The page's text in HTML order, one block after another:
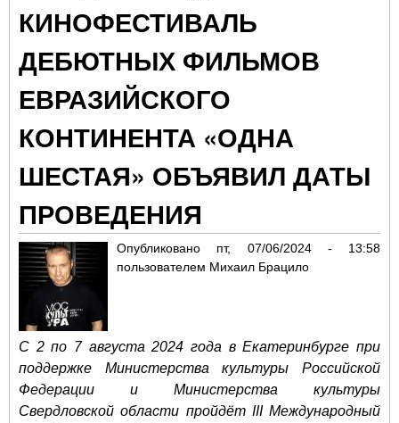
КИНОФЕСТИВАЛЬ
ДЕБЮТНЫХ ФИЛЬМОВ
ЕВРАЗИЙСКОГО
КОНТИНЕНТА «ОДНА
ШЕСТАЯ» ОБЪЯВИЛ ДАТЫ
ПРОВЕДЕНИЯ
Опубликовано пт, 07/06/2024 - 13:58
пользователем Михаил Брацило
С 2 по 7 августа 2024 года в Екатеринбургепри
поддержке Министерства культуры Российской
Федерации и Министерства культуры
Свердловской области пройдёт III Международный